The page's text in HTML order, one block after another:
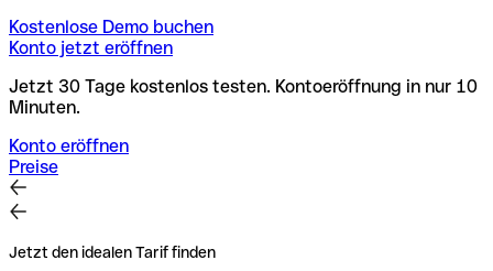
Kostenlose Demo buchen
Konto jetzt eröffnen
Jetzt 30 Tage kostenlos testen. Kontoeröffnung in nur 10
Minuten.
Konto eröffnen
Preise
Jetzt den idealen Tarif finden